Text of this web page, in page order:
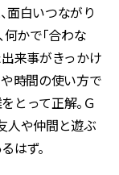
面白いつながり
何かで「合わな
来事がきっかけ
時間の使い方で
とって正解。Ｇ
人や仲間と遊ぶ
はず。